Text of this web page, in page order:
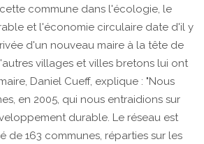
commune dans l'écologie, le
et l'économie circulaire date d'il y
d'un nouveau maire à la tête de
villages et villes bretons lui ont
Daniel Cueff, explique : "Nous
en 2005, qui nous entraidions sur
durable. Le réseau est
de 163 communes, réparties sur les